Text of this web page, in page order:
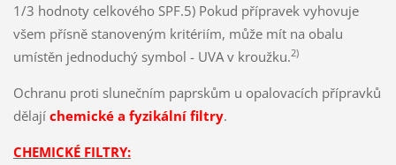
1/3 hodnoty celkového SPF.5) Pokud přípravek vyhovuje
všem přísně stanoveným kritériím, může mít na obalu
umístěn jednoduchý symbol - UVA v kroužku.2)
Ochranu proti slunečním paprskům u opalovacích přípravků
dělají chemické a fyzikální filtry.
CHEMICKÉ FILTRY: